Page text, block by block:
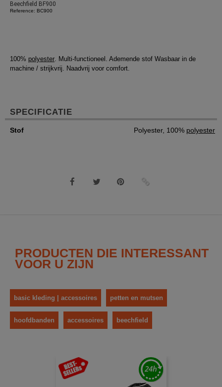
Beechfield BF900
Reference: BC900
100% polyester. Multi-functioneel. Ademende stof Wasbaar in de
machine / strijkvrij. Naadvrij voor comfort.
SPECIFICATIE
Stof Polyester, 100% polyester
PRODUCTEN DIE INTERESSANT
VOOR U ZIJN
basic kleding | accessoires petten en mutsen
hoofdbanden accessoires beechfield